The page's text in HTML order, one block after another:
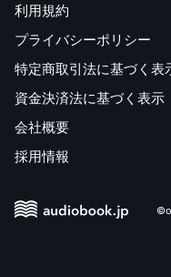
利用規約
プライバシーポリシー
特定商取引法に基づく表
資金決済法に基づく表示
会社概要
採用情報